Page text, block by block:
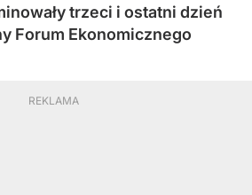
trzeci i ostatni dzień
Forum Ekonomicznego